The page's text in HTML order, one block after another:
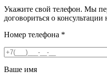
Укажите свой телефон. Мы
договориться о
Номер телефона *
Ваше имя